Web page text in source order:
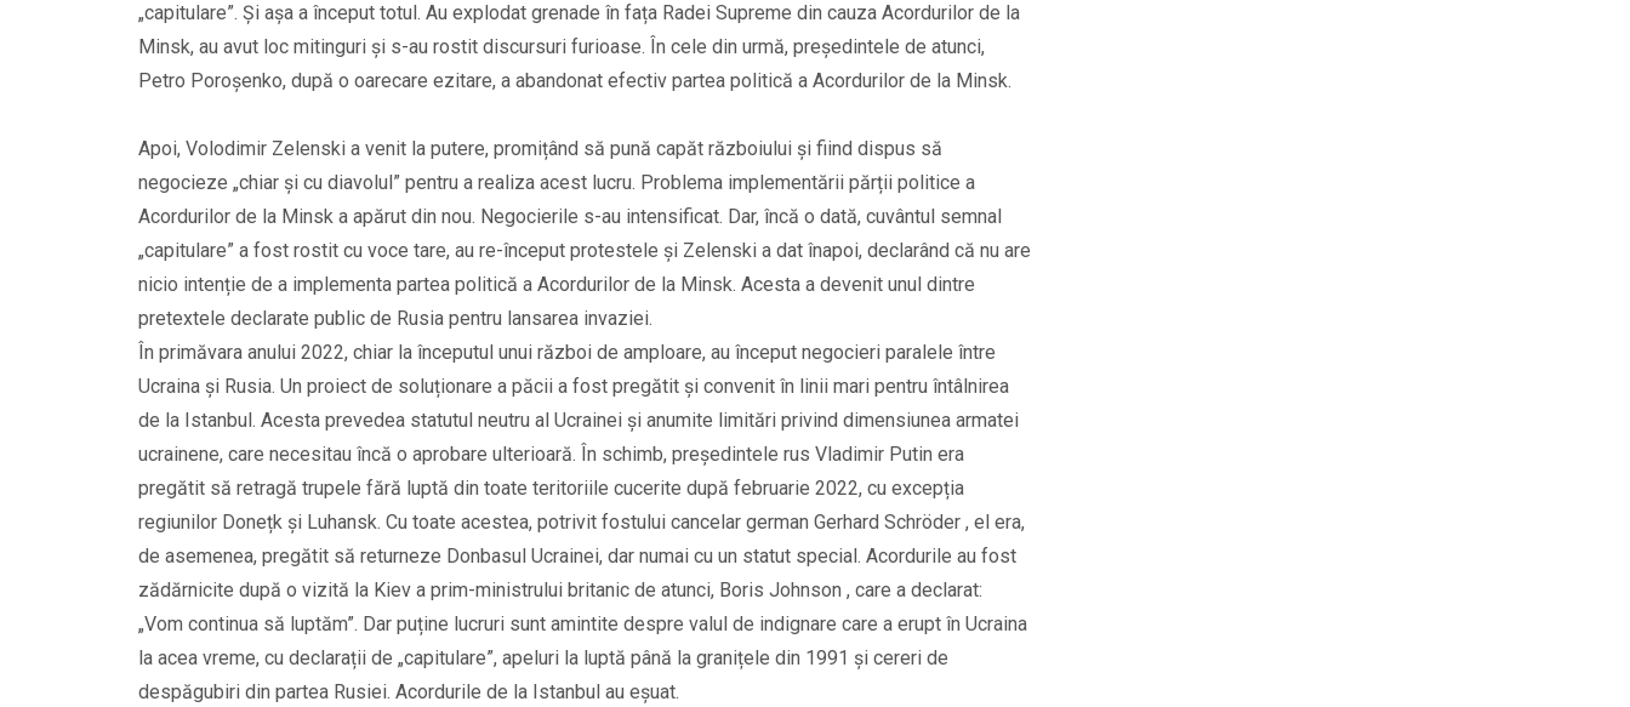
„capitulare”. Și așa a început totul. Au explodat grenade în fața Radei Supreme din cauza Acordurilor de la
Minsk, au avut loc mitinguri și s-au rostit discursuri furioase. În cele din urmă, președintele de atunci,
Petro Poroșenko, după o oarecare ezitare, a abandonat efectiv partea politică a Acordurilor de la Minsk.
Apoi, Volodimir Zelenski a venit la putere, promițând să pună capăt războiului și fiind dispus să
negocieze „chiar și cu diavolul” pentru a realiza acest lucru. Problema implementării părții politice a
Acordurilor de la Minsk a apărut din nou. Negocierile s-au intensificat. Dar, încă o dată, cuvântul semnal
„capitulare” a fost rostit cu voce tare, au re-început protestele și Zelenski a dat înapoi, declarând că nu are
nicio intenție de a implementa partea politică a Acordurilor de la Minsk. Acesta a devenit unul dintre
pretextele declarate public de Rusia pentru lansarea invaziei.
În primăvara anului 2022, chiar la începutul unui război de amploare, au început negocieri paralele între
Ucraina și Rusia. Un proiect de soluționare a păcii a fost pregătit și convenit în linii mari pentru întâlnirea
de la Istanbul. Acesta prevedea statutul neutru al Ucrainei și anumite limitări privind dimensiunea armatei
ucrainene, care necesitau încă o aprobare ulterioară. În schimb, președintele rus Vladimir Putin era
pregătit să retragă trupele fără luptă din toate teritoriile cucerite după februarie 2022, cu excepția
regiunilor Donețk și Luhansk. Cu toate acestea, potrivit fostului cancelar german Gerhard Schröder , el era,
de asemenea, pregătit să returneze Donbasul Ucrainei, dar numai cu un statut special. Acordurile au fost
zădărnicite după o vizită la Kiev a prim-ministrului britanic de atunci, Boris Johnson , care a declarat:
„Vom continua să luptăm”. Dar puține lucruri sunt amintite despre valul de indignare care a erupt în Ucraina
la acea vreme, cu declarații de „capitulare”, apeluri la luptă până la granițele din 1991 și cereri de
despăgubiri din partea Rusiei. Acordurile de la Istanbul au eșuat.